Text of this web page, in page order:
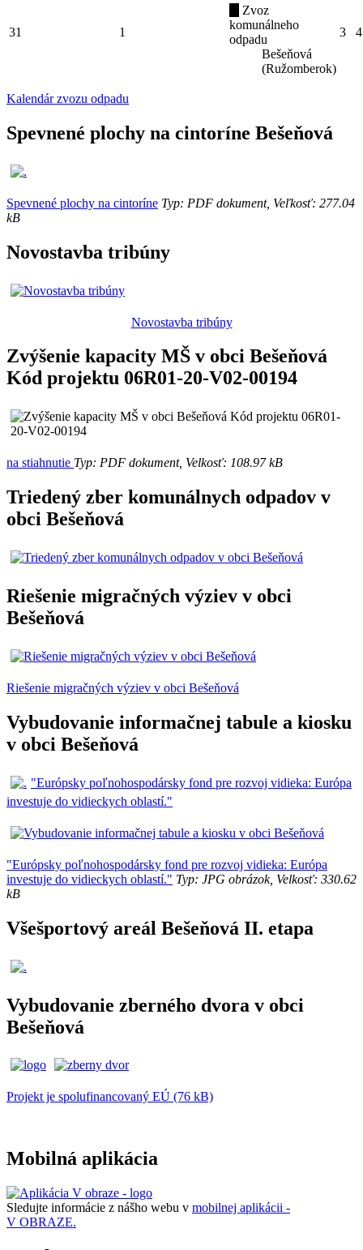
31 1
Zvoz
komunálneho
odpadu
Bešeňová
(Ružomberok)
3 4
Kalendár zvozu odpadu
Spevnené plochy na cintoríne Bešeňová
Spevnené plochy na cintoríne Typ: PDF dokument, Veľkosť: 277.04
kB
Novostavba tribúny
Novostavba tribúny
Zvýšenie kapacity MŠ v obci Bešeňová
Kód projektu 06R01-20-V02-00194
na stiahnutie Typ: PDF dokument, Velkosť: 108.97 kB
Triedený zber komunálnych odpadov v
obci Bešeňová
Riešenie migračných výziev v obci
Bešeňová
Riešenie migračných výziev v obci Bešeňová
Vybudovanie informačnej tabule a kiosku
v obci Bešeňová
"Európsky poľnohospodársky fond pre rozvoj vidieka: Európa
investuje do vidieckych oblastí."
"Európsky poľnohospodársky fond pre rozvoj vidieka: Európa
investuje do vidieckych oblastí." Typ: JPG obrázok, Velkosť: 330.62
kB
Všešportový areál Bešeňová II. etapa
Vybudovanie zberného dvora v obci
Bešeňová
Projekt je spolufinancovaný EÚ (76 kB)
Mobilná aplikácia
Sledujte informácie z nášho webu v mobilnej aplikácii -
V OBRAZE.